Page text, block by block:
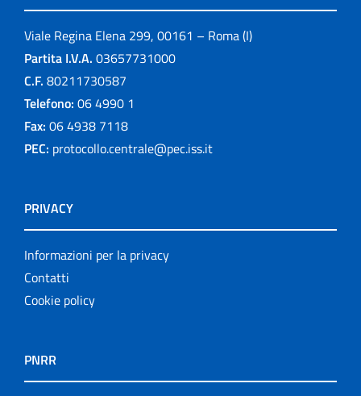
Viale Regina Elena 299, 00161 – Roma (I)
Partita I.V.A. 03657731000
C.F. 80211730587
Telefono: 06 4990 1
Fax: 06 4938 7118
PEC: protocollo.centrale@pec.iss.it
PRIVACY
Informazioni per la privacy
Contatti
Cookie policy
PNRR